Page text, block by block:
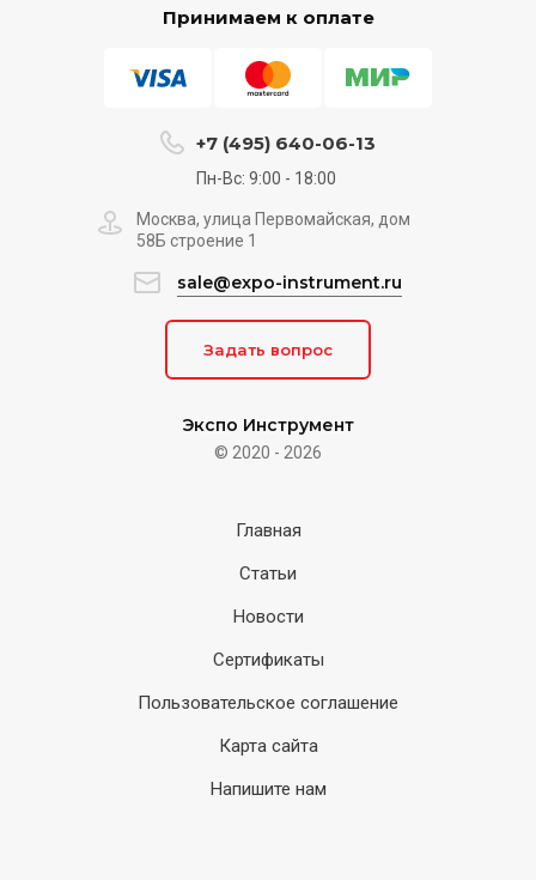
Принимаем к оплате
Экспо Инструмент
© 2020 - 2026
+7 (495) 640-06-13
Пн-Вс: 9:00 - 18:00
Москва, улица Первомайская, дом
58Б строение 1
sale@expo-instrument.ru
Задать вопрос
Главная
Статьи
Новости
Сертификаты
Пользовательское соглашение
Карта сайта
Напишите нам